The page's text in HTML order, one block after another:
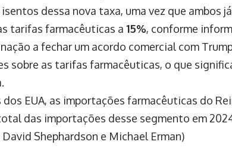
dessa nova taxa, uma vez que ambos
tarifas farmacêuticas a 15%, conforme
a fechar um acordo comercial com
sobre as tarifas farmacêuticas, o que
EUA, as importações farmacêuticas do
das importações desse segmento em
Shephardson e Michael Erman)